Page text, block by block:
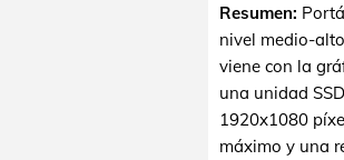
Resumen:
nivel medio-
viene con la
una unidad
1920x1080
máximo y una